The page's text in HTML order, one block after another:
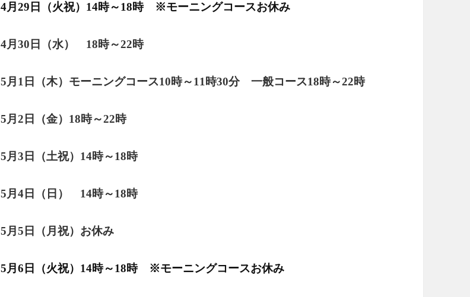
4月29日（火祝）14時～18時 ※モーニングコースお休み
4月30日（水） 18時～22時
5月1日（木） モーニングコース10時～11時30分一般コース18時～22時
5月2日（金）18時～22時
5月3日（土祝）14時～18時
5月4日（日） 14時～18時
5月5日（月祝）お休み
5月6日（火祝）14時～18時 ※モーニングコースお休み